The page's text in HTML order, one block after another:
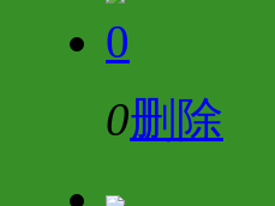
0
0删除